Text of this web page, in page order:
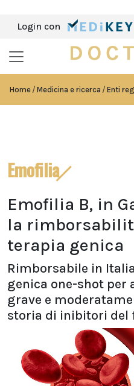
Login con
Home Medicina e ricerca Enti
Emofilia
Emofilia B, in
la
terapia genica
Rimborsabile in
genica one-shot per
grave e
storia di inibitori del